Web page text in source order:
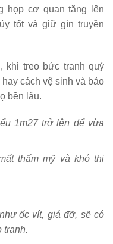
họp cơ quan tăng lên
tốt và giữ gìn truyền
khi treo bức tranh quý
cách vệ sinh và bảo
bền lâu.
1m27 trở lên để vừa
thẩm mỹ và khó thi
ốc vít, giá đỡ, sẽ có
tranh.